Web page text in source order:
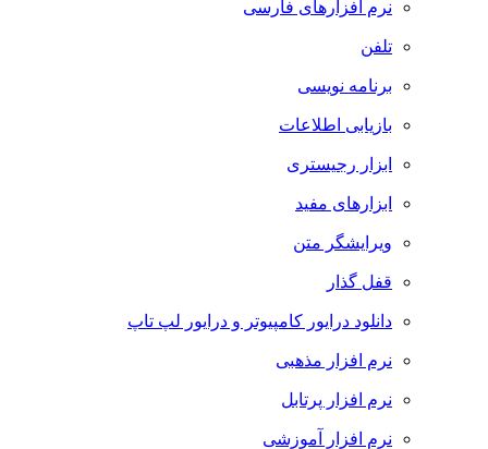
نرم افزارهای فارسی
تلفن
برنامه نویسی
بازیابی اطلاعات
ابزار رجیستری
ابزارهای مفید
ویرایشگر متن
قفل گذار
دانلود درایور کامپیوتر و درایور لپ تاپ
نرم افزار مذهبی
نرم افزار پرتابل
نرم افزار آموزشی